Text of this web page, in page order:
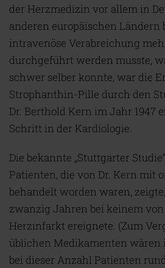
der Herzmedizin vor allem in
anderen europäischen Ländern
intravenöse Verabreichung
durchgeführt werden musste,
schwer selber konnte, war die
Strophanthin-Pille durch den
Dr. Berthold Kern im Jahr 1947
Schritt in der Kardiologie.
Die bekannte „Stuttgarter
Patienten, die von Dr. Kern mit
behandelt worden waren,
zwanzig Jahren bei keinem
Herzinfarkt ereignete. (Zum
üblichen Medikamenten wären
bei dieser Anzahl Patienten